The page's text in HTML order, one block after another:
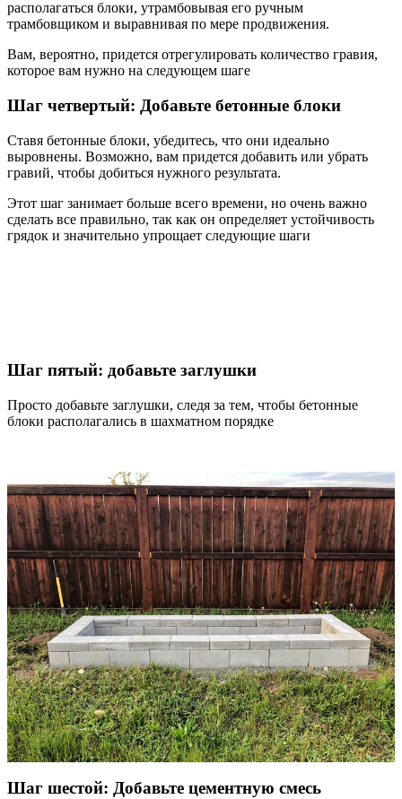
располагаться блоки, утрамбовывая его ручным
трамбовщиком и выравнивая по мере продвижения.
Вам, вероятно, придется отрегулировать количество гравия,
которое вам нужно на следующем шаге
Шаг четвертый: Добавьте бетонные блоки
Ставя бетонные блоки, убедитесь, что они идеально
выровнены. Возможно, вам придется добавить или убрать
гравий, чтобы добиться нужного результата.
Этот шаг занимает больше всего времени, но очень важно
сделать все правильно, так как он определяет устойчивость
грядок и значительно упрощает следующие шаги
Шаг пятый: добавьте заглушки
Просто добавьте заглушки, следя за тем, чтобы бетонные
блоки располагались в шахматном порядке
Шаг шестой: Добавьте цементную смесь